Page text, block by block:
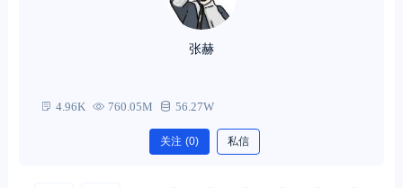
张赫
4.96K 760.05M 56.27W
关注 (0) 私信